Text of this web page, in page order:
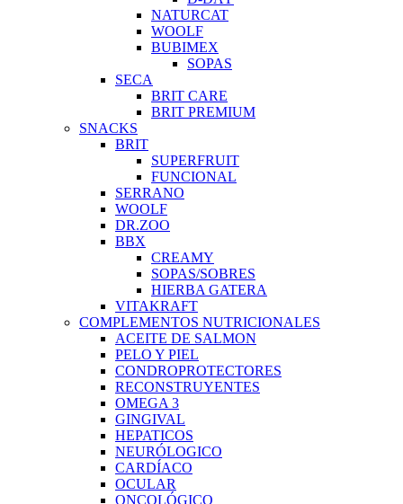
NATURCAT
WOOLF
BUBIMEX
SOPAS
SECA
BRIT CARE
BRIT PREMIUM
SNACKS
BRIT
SUPERFRUIT
FUNCIONAL
SERRANO
WOOLF
DR.ZOO
BBX
CREAMY
SOPAS/SOBRES
HIERBA GATERA
VITAKRAFT
COMPLEMENTOS NUTRICIONALES
ACEITE DE SALMON
PELO Y PIEL
CONDROPROTECTORES
RECONSTRUYENTES
OMEGA 3
GINGIVAL
HEPATICOS
NEURÓLOGICO
CARDÍACO
OCULAR
ONCOLÓGICO